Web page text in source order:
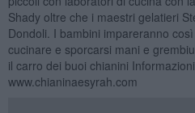
Shady oltre che i maestri gelatieri
Dondoli. I bambini impareranno
cucinare e sporcarsi mani e
il carro dei buoi chianini
www.chianinaesyrah.com